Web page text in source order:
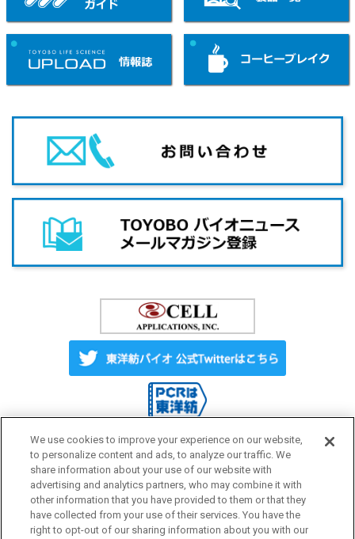
Label License ご利用にあたって
プライバシーポリシー サイトマップ
We use cookies to improve your experience on our website,
to personalize content and ads, to analyze our traffic. We
share information about your use of our website with
advertising and analytics partners, who may combine it with
other information that you have provided to them or that they
have collected from your use of their services. You have the
right to opt-out of our sharing information about you with our